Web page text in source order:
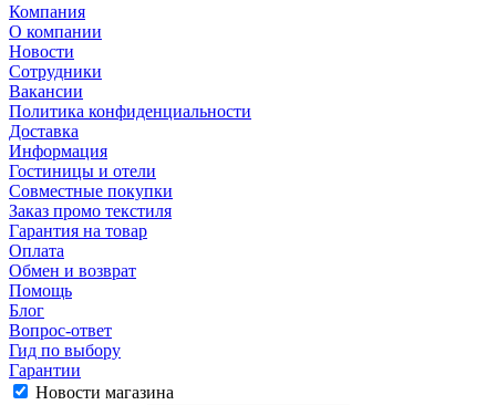
Компания
О компании
Новости
Сотрудники
Вакансии
Политика конфиденциальности
Доставка
Информация
Гостиницы и отели
Совместные покупки
Заказ промо текстиля
Гарантия на товар
Оплата
Обмен и возврат
Помощь
Блог
Вопрос-ответ
Гид по выбору
Гарантии
Новости магазина